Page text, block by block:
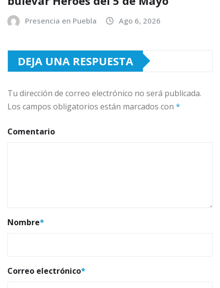
Presencia en Puebla Ago 6, 2026
DEJA UNA RESPUESTA
Tu dirección de correo electrónico no será publicada.
Los campos obligatorios están marcados con *
Comentario
Nombre*
Correo electrónico*